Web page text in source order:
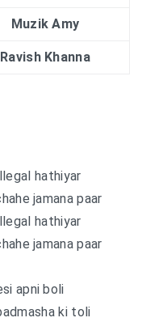
Muzik Amy
Ravish Khanna
hathiyar
jamana paar
hathiyar
jamana paar
apni boli
ki toli